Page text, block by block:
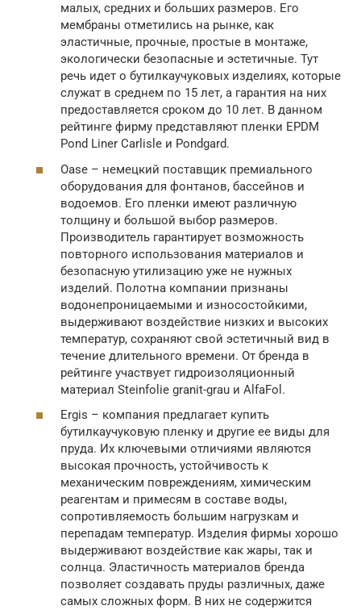
малых, средних и больших размеров. Его
мембраны отметились на рынке, как
эластичные, прочные, простые в монтаже,
экологически безопасные и эстетичные. Тут
речь идет о бутилкаучуковых изделиях, которые
служат в среднем по 15 лет, а гарантия на них
предоставляется сроком до 10 лет. В данном
рейтинге фирму представляют пленки EPDM
Pond Liner Carlisle и Pondgard.
Oase – немецкий поставщик премиального
оборудования для фонтанов, бассейнов и
водоемов. Его пленки имеют различную
толщину и большой выбор размеров.
Производитель гарантирует возможность
повторного использования материалов и
безопасную утилизацию уже не нужных
изделий. Полотна компании признаны
водонепроницаемыми и износостойкими,
выдерживают воздействие низких и высоких
температур, сохраняют свой эстетичный вид в
течение длительного времени. От бренда в
рейтинге участвует гидроизоляционный
материал Steinfolie granit-grau и AlfaFol.
Ergis – компания предлагает купить
бутилкаучуковую пленку и другие ее виды для
пруда. Их ключевыми отличиями являются
высокая прочность, устойчивость к
механическим повреждениям, химическим
реагентам и примесям в составе воды,
сопротивляемость большим нагрузкам и
перепадам температур. Изделия фирмы хорошо
выдерживают воздействие как жары, так и
солнца. Эластичность материалов бренда
позволяет создавать пруды различных, даже
самых сложных форм. В них не содержится